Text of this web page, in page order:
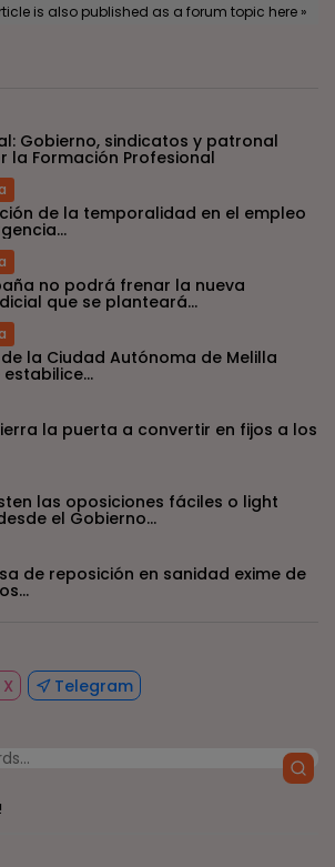
X Telegram
is also published as a forum topic here »
Gobierno, sindicatos y patronal
la Formación Profesional
de la temporalidad en el empleo
no podrá frenar la nueva
que se planteará...
la Ciudad Autónoma de Melilla
la puerta a convertir en fijos a los
las oposiciones fáciles o light
el Gobierno...
de reposición en sanidad exime de